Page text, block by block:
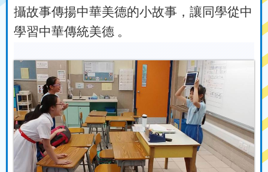
攝故事傳揚中華美德的小故事，讓同學從中
學習中華傳統美德 。